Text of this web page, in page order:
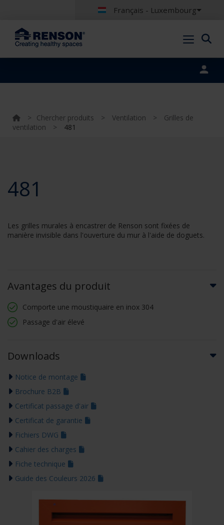
Français - Luxembourg
> Chercher produits > Ventilation >
Grilles de
ventilation
> 481
481
Les grilles murales à encastrer de Renson sont fixées de
manière invisible dans l'ouverture du mur à l'aide de doguets.
Avantages du produit
Comporte une moustiquaire en inox 304
Passage d'air élevé
Downloads
Notice de montage
Brochure B2B
Certificat passage d'air
Certificat de garantie
Fichiers DWG
Cahier des charges
Fiche technique
Guide des Couleurs 2026